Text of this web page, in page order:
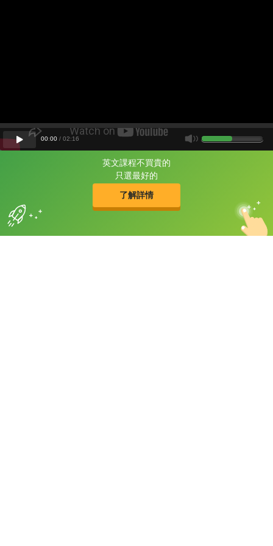
英文課程不買貴的
只選最好的
了解詳情
片尾有
攻其不背
的品牌故事
00:00 / 02:16